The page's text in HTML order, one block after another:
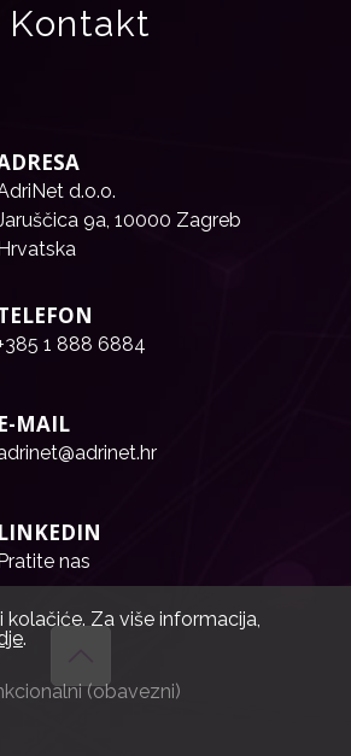
Kontakt
d.o.o.
9a, 10000 Zagreb
1 888 6884
E-MAIL
LINKEDIN
nas
kolačiće. Za više informacija,
.
(obavezni)